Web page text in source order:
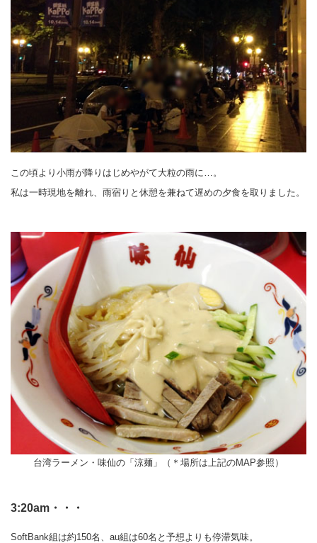
この頃より小雨が降りはじめやがて大粒の雨に…。
私は一時現地を離れ、雨宿りと休憩を兼ねて遅めの夕食を取りました。
台湾ラーメン・味仙の「涼麺」（＊場所は上記のMAP参照）
3:20am・・・
SoftBank組は約150名、au組は60名と予想よりも停滞気味。